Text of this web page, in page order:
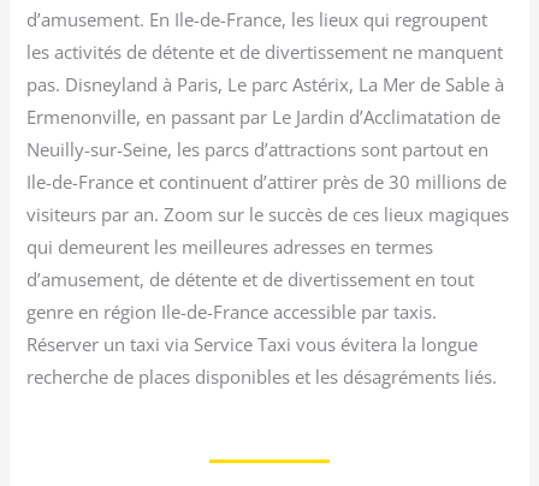
d’amusement. En Ile-de-France, les lieux qui regroupent
les activités de détente et de divertissement ne manquent
pas. Disneyland à Paris, Le parc Astérix, La Mer de Sable à
Ermenonville, en passant par Le Jardin d’Acclimatation de
Neuilly-sur-Seine, les parcs d’attractions sont partout en
Ile-de-France et continuent d’attirer près de 30 millions de
visiteurs par an. Zoom sur le succès de ces lieux magiques
qui demeurent les meilleures adresses en termes
d’amusement, de détente et de divertissement en tout
genre en région Ile-de-France accessible par taxis.
Réserver un taxi via Service Taxi vous évitera la longue
recherche de places disponibles et les désagréments liés.